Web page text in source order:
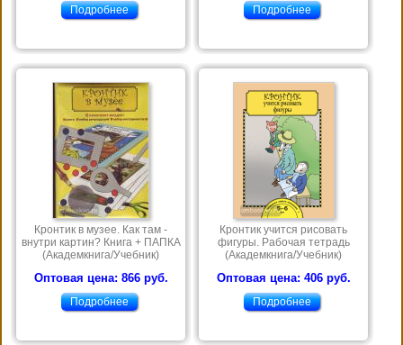
Подробнее Подробнее
Кронтик в музее. Как там -
внутри картин? Книга + ПАПКА
(Академкнига/Учебник)
Оптовая цена: 866 руб.
Подробнее
Кронтик учится рисовать
фигуры. Рабочая тетрадь
(Академкнига/Учебник)
Оптовая цена: 406 руб.
Подробнее